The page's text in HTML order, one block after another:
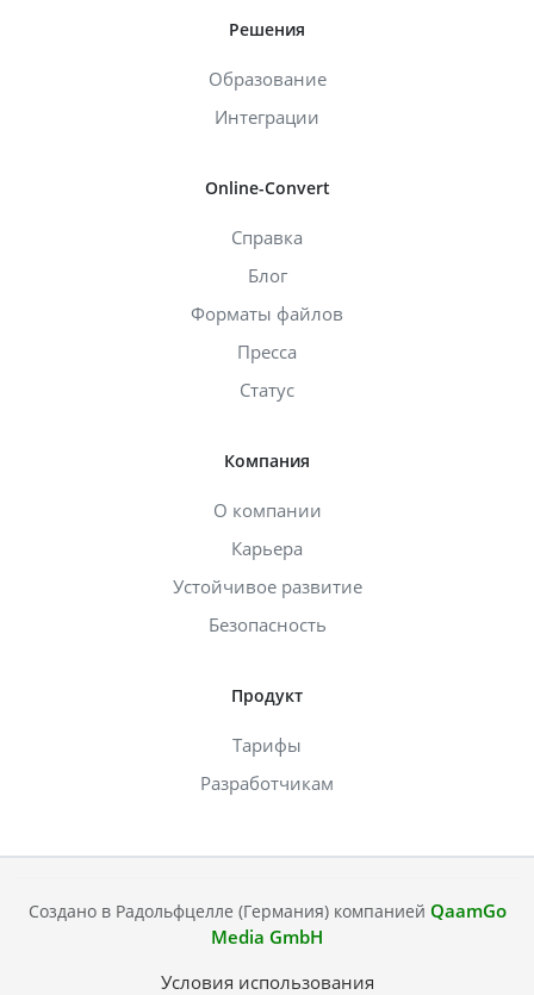
Решения
Образование
Интеграции
Online-Convert
Справка
Блог
Форматы файлов
Пресса
Статус
Компания
О компании
Карьера
Устойчивое развитие
Безопасность
Продукт
Тарифы
Разработчикам
Создано в Радольфцелле (Германия) компанией QaamGo
Media GmbH
Условия использования